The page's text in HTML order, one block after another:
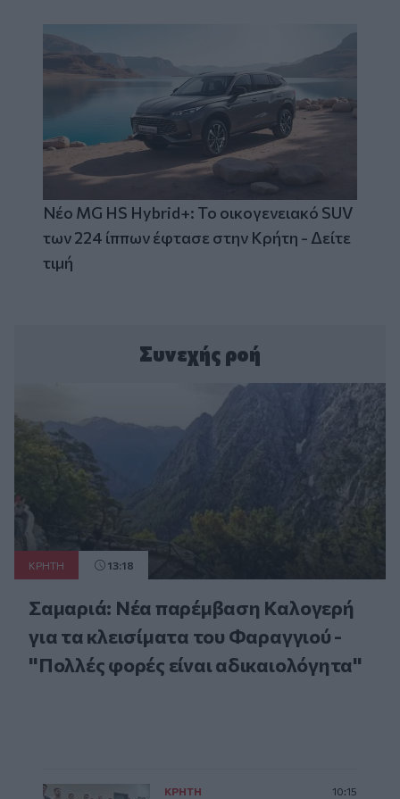
Νέο MG HS Hybrid+: Το οικογενειακό SUV
των 224 ίππων έφτασε στην Κρήτη - Δείτε
τιμή
Συνεχής ροή
ΚΡΗΤΗ 13:18
Σαμαριά: Νέα παρέμβαση Καλογερή
για τα κλεισίματα του Φαραγγιού -
"Πολλές φορές είναι αδικαιολόγητα"
ΚΡΗΤΗ 10:15